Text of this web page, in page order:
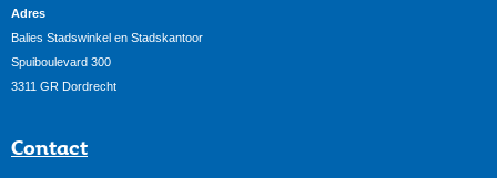
Adres
Balies Stadswinkel en Stadskantoor
Spuiboulevard 300
3311 GR Dordrecht
Contact